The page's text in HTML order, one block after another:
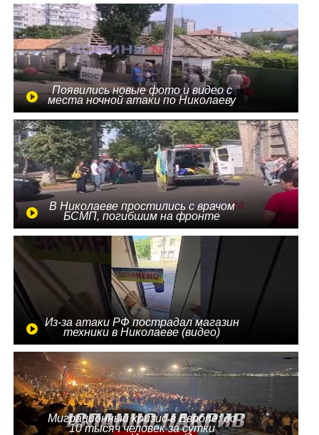
Появились новые фото и видео с
места ночной атаки по Николаеву
В Николаеве простились с врачом
БСМП, погибшим на фронте
Из-за атаки РФ пострадал магазин
техники в Николаеве (видео)
Миграционный кризис в Европе: до
10 тысяч человек за сутки